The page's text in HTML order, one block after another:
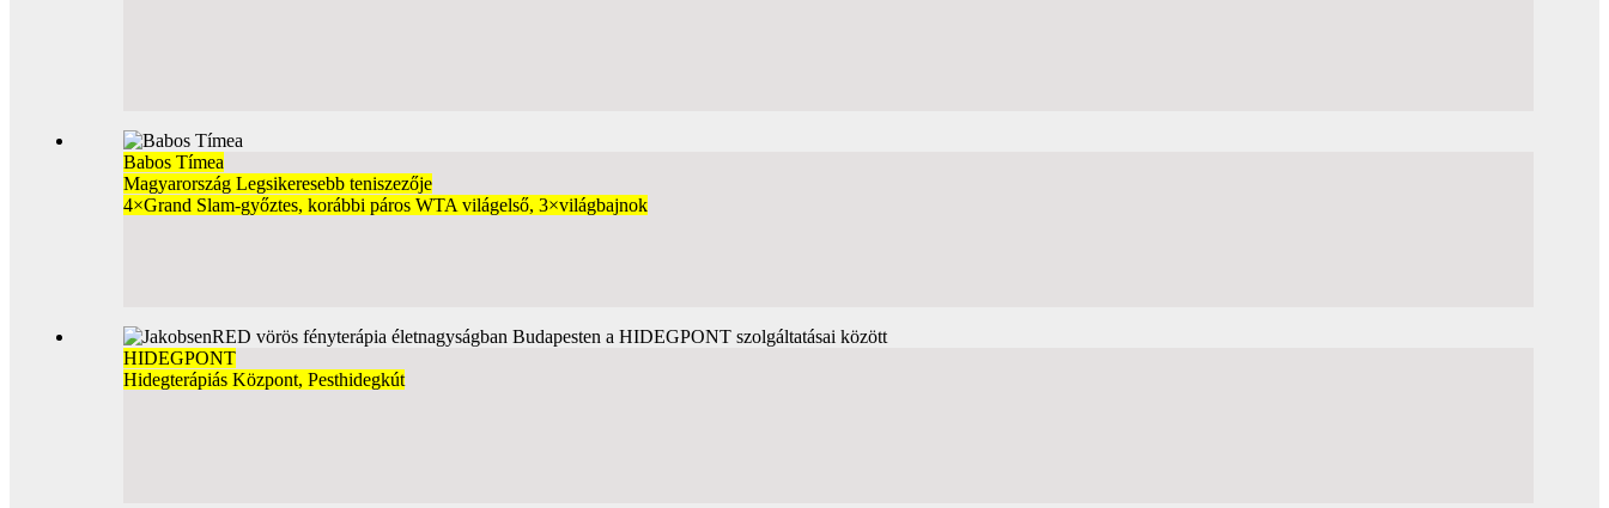
Babos Tímea
Magyarország Legsikeresebb teniszezője
4×Grand Slam-győztes, korábbi páros WTA világelső, 3×világbajnok
HIDEGPONT
Hidegterápiás Központ, Pesthidegkút